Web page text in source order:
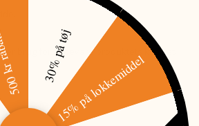
brug for at bevare produktets kvalitet.
30% på tøj
15% på lokkemiddel